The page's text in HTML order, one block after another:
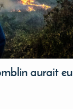
aurait eu